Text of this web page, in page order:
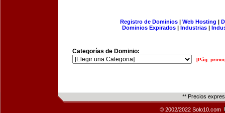
Registro de Dominios| Web Hosting |
Dominios Expirados | Industrias |
Categorías de Dominio:
[Pág.
** Precios
© 2002/2022 Solo10.com